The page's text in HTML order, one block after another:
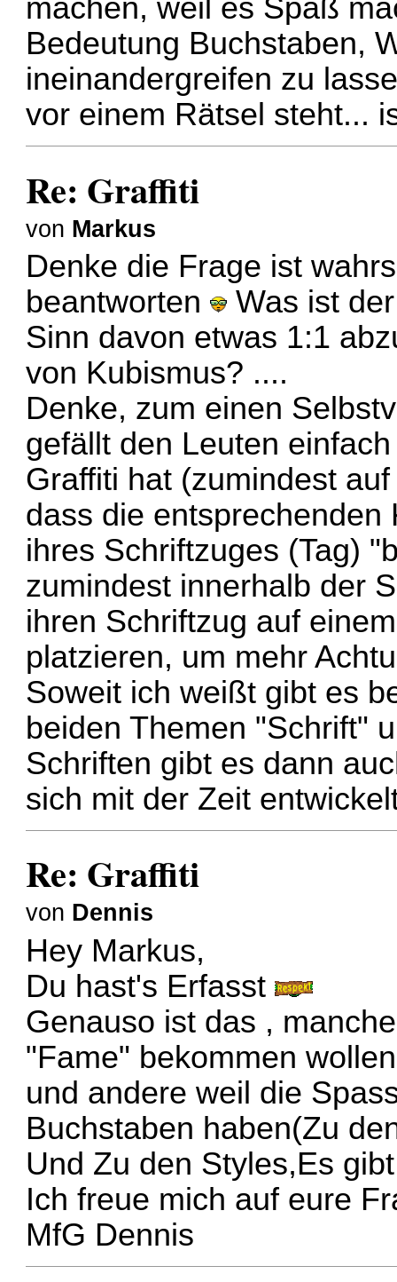
machen, weil es Spaß
Bedeutung Buchstaben,
ineinandergreifen zu
vor einem Rätsel steht...
Re: Graffiti
von Markus
Denke die Frage ist
beantworten
Was ist
Sinn davon etwas 1:1
von Kubismus? ....
Denke, zum einen
gefällt den Leuten
Graffiti hat (zumindest
dass die entsprechenden
ihres Schriftzuges (Tag)
zumindest innerhalb der
ihren Schriftzug auf
platzieren, um mehr
Soweit ich weißt gibt es
beiden Themen "Schrift"
Schriften gibt es dann
sich mit der Zeit
Re: Graffiti
von Dennis
Hey Markus,
Du hast's Erfasst
Genauso ist das ,
"Fame" bekommen
und andere weil die
Buchstaben haben(Zu
Und Zu den Styles,Es
Ich freue mich auf eure
MfG Dennis